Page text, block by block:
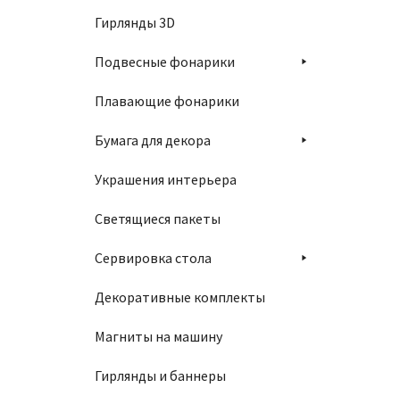
Гирлянды 3D
Подвесные фонарики
Плавающие фонарики
Бумага для декора
Украшения интерьера
Светящиеся пакеты
Сервировка стола
Декоративные комплекты
Магниты на машину
Гирлянды и баннеры